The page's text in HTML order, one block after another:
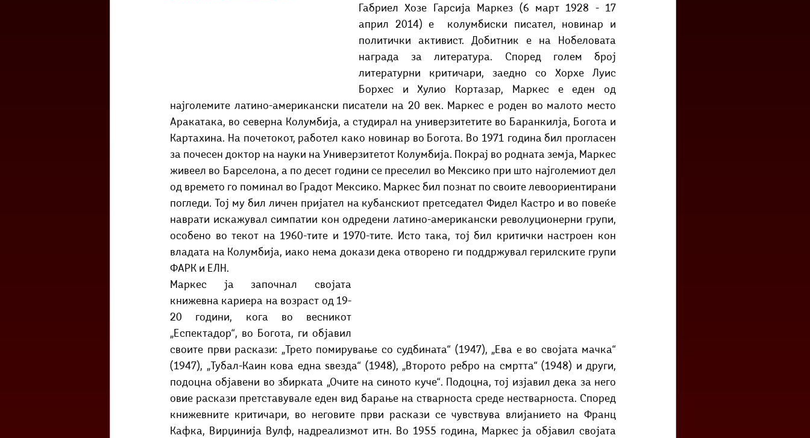
Габриел Хозе Гарсија Маркез (6 март 1928 - 17
април 2014) е  колумбиски писател, новинар и
политички активист. Добитник е на Нобеловата
награда за литература. Според голем број
литературни критичари, заедно со Хорхе Луис
Борхес и Хулио Кортазар, Маркес е еден од
најголемите латино-американски писатели на 20 век. Маркес е роден во малото место
Аракатака, во северна Колумбија, а студирал на универзитетите во Баранкилја, Богота и
Картахина. На почетокот, работел како новинар во Богота. Во 1971 година бил прогласен
за почесен доктор на науки на Универзитетот Колумбија. Покрај во родната земја, Маркес
живеел во Барселона, а по десет години се преселил во Мексико при што најголемиот дел
од времето го поминал во Градот Мексико. Маркес бил познат по своите левоориентирани
погледи. Тој му бил личен пријател на кубанскиот претседател Фидел Кастро и во повеќе
наврати искажувал симпатии кон одредени латино-американски револуционерни групи,
особено во текот на 1960-тите и 1970-тите. Исто така, тој бил критички настроен кон
владата на Колумбија, иако нема докази дека отворено ги поддржувал герилските групи
ФАРК и ЕЛН.
Маркес ја започнал својата
книжевна кариера на возраст од 19-
20 години, кога во весникот
„Еспектадор“, во Богота, ги објавил
своите први раскази: „Трето помирување со судбината“ (1947), „Ева е во својата мачка“
(1947), „Тубал-Каин кова една ѕвезда“ (1948), „Второто ребро на смртта“ (1948) и други,
подоцна објавени во збирката „Очите на синото куче“. Подоцна, тој изјавил дека за него
овие раскази претставувале еден вид барање на стварноста среде нестварноста. Според
книжевните критичари, во неговите први раскази се чувствува влијанието на Франц
Кафка, Вирџинија Вулф, надреализмот итн. Во 1955 година, Маркес ја објавил својата